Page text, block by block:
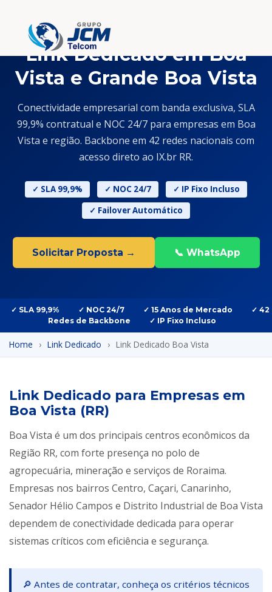
Link Dedicado em Boa
Vista e Grande Boa Vista
Conectividade empresarial com banda exclusiva, SLA
99,9% contratual e NOC 24/7 para empresas em Boa
Vista e região. Backbone em 42 redes nacionais com
acesso direto ao IX.br RR.
✓ SLA 99,9% ✓ NOC 24/7
✓ IP Fixo Incluso
✓ Failover Automático
Solicitar Proposta → 📞 WhatsApp
✓ SLA 99,9% ✓ NOC 24/7 ✓ 15 Anos de Mercado
✓ 42
Redes de Backbone
✓ IP Fixo Incluso
Home › Link Dedicado › Link Dedicado Boa Vista
Link Dedicado para Empresas em
Boa Vista (RR)
Boa Vista é um dos principais centros econômicos da
Região RR, com forte presença no polo de
agropecuária, mineração e serviços de Roraima.
Empresas nos bairros Centro, Caçari, Canarinho,
Senador Hélio Campos e Distrito Industrial de Boa Vista
dependem de conectividade dedicada para operar
sistemas críticos com eficiência e segurança.
🔎 Antes de contratar, conheça os critérios técnicos